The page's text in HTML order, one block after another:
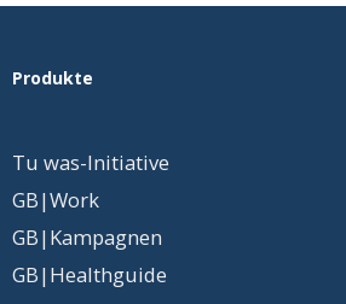
Produkte
Tu was-Initiative
GB|Work
GB|Kampagnen
GB|Healthguide